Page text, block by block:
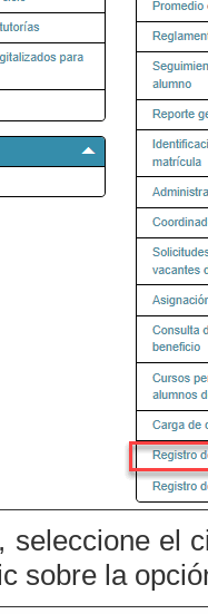
seleccione el
sobre la